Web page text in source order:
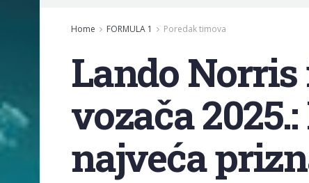
Home FORMULA 1 Poredak timova
Lando
vozača
najveća